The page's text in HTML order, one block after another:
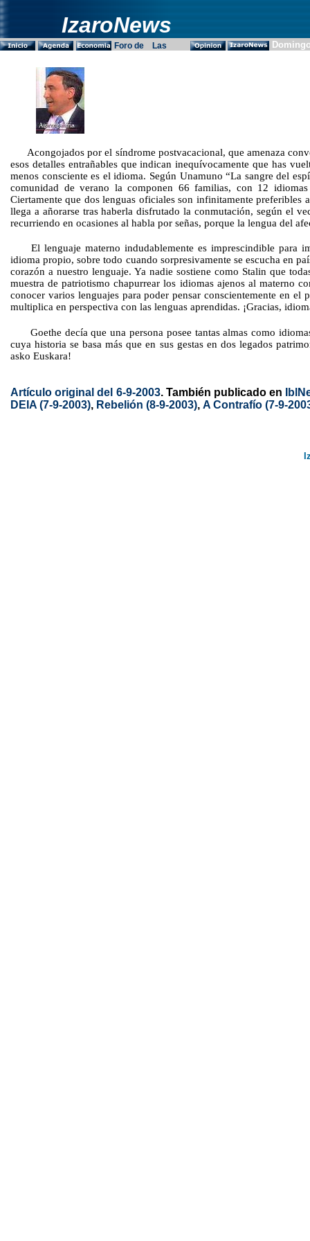
IzaroNews
Acongojados por el síndrome postvacacional, que amenaza
esos detalles entrañables que indican inequívocamente que has
menos consciente es el idioma. Según Unamuno “La sangre del
comunidad de verano la componen 66 familias, con 12
Ciertamente que dos lenguas oficiales son infinitamente
llega a añorarse tras haberla disfrutado la conmutación, según el
recurriendo en ocasiones al habla por señas, porque la lengua del
El lenguaje materno indudablemente es imprescindible
idioma propio, sobre todo cuando sorpresivamente se escucha en
corazón a nuestro lenguaje. Ya nadie sostiene como Stalin que
muestra de patriotismo chapurrear los idiomas ajenos al materno
conocer varios lenguajes para poder pensar conscientemente en
multiplica en perspectiva con las lenguas aprendidas. ¡Gracias,
Goethe decía que una persona posee tantas almas como
cuya historia se basa más que en sus gestas en dos legados
asko Euskara!
Artículo original del 6-9-2003. También publicado en
DEIA (7-9-2003), Rebelión (8-9-2003), A Contrafío (7-9-